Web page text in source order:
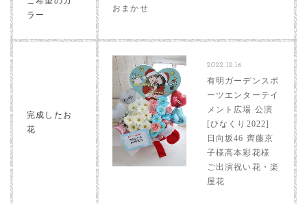
ラー
おまかせ
完成したお
花
2022.12.16
有明ガーデンスポ
ーツエンターテイ
メント広場 公演
[ひなくり2022]
日向坂46 齊藤京
子様高本彩花様
ご出演祝い花・楽
屋花